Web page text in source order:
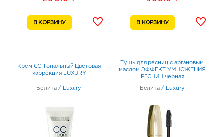
Крем СС Тональный Цветовая
коррекция LUXURY
Белита / Luxury
Тушь для ресниц с аргановым
маслом ЭФФЕКТ УМНОЖЕНИЯ
РЕСНИЦ черная
Белита / Luxury